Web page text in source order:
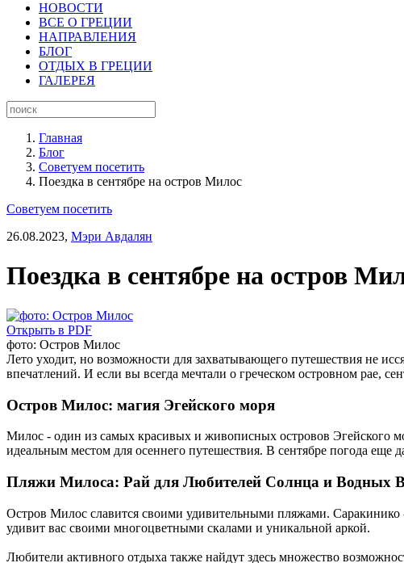
НОВОСТИ
ВСЕ О ГРЕЦИИ
НАПРАВЛЕНИЯ
БЛОГ
ОТДЫХ В ГРЕЦИИ
ГАЛЕРЕЯ
Главная
Блог
Советуем посетить
Поездка в сентябре на остров Милос
Советуем посетить
26.08.2023, Мэри Авдалян
Поездка в сентябре на остров
Открыть в PDF
фото: Остров Милос
Лето уходит, но возможности для захватывающего путешествия не
впечатлений. И если вы всегда мечтали о греческом островном рае,
Остров Милос: магия Эгейского моря
Милос - один из самых красивых и живописных островов Эгейского
идеальным местом для осеннего путешествия. В сентябре погода еще
Пляжи Милоса: Рай для Любителей Солнца и Водных
Остров Милос славится своими удивительными пляжами. Саракинико
удивит вас своими многоцветными скалами и уникальной аркой.
Любители активного отдыха также найдут здесь множество